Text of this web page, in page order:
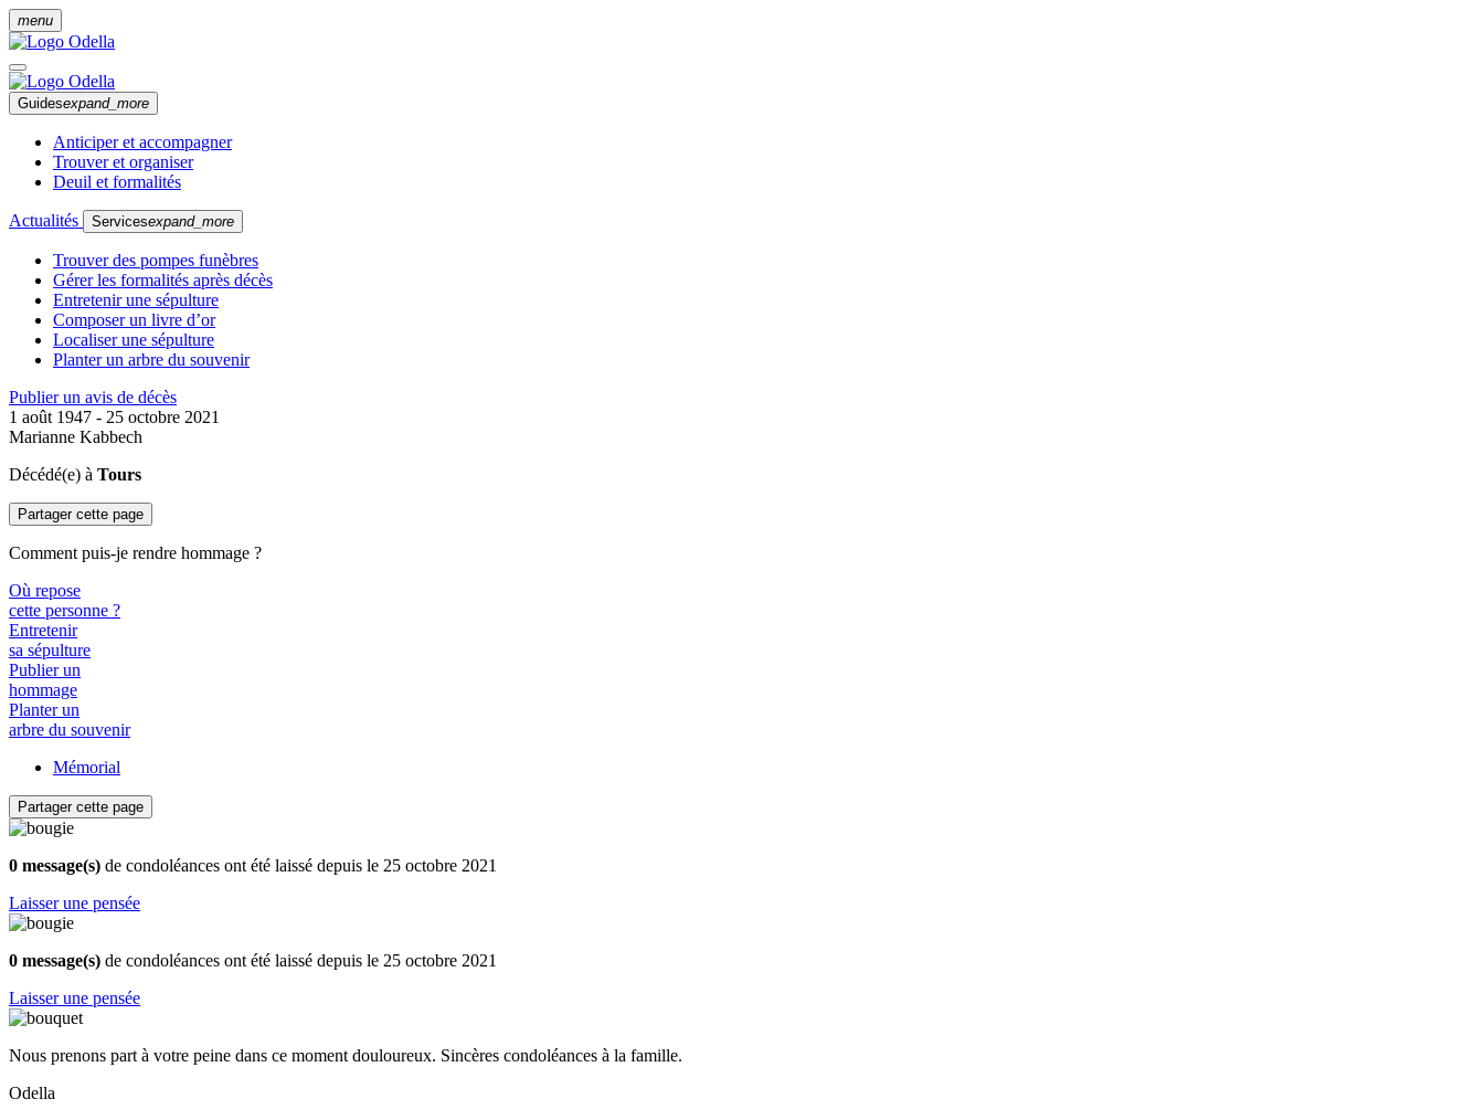
menu
Guidesexpand_more
Anticiper et accompagner
Trouver et organiser
Deuil et formalités
Actualités Servicesexpand_more
Trouver des pompes funèbres
Gérer les formalités après décès
Entretenir une sépulture
Composer un livre d’or
Localiser une sépulture
Planter un arbre du souvenir
Publier un avis de décès
1 août 1947 - 25 octobre 2021
Marianne Kabbech
Décédé(e) à Tours
Partager cette page
Comment puis-je rendre hommage ?
Où repose
cette personne ?
Entretenir
sa sépulture
Publier un
hommage
Planter un
arbre du souvenir
Mémorial
Partager cette page
0 message(s) de condoléances ont été laissé depuis le 25 octobre 2021
Laisser une pensée
0 message(s) de condoléances ont été laissé depuis le 25 octobre 2021
Laisser une pensée
Nous prenons part à votre peine dans ce moment douloureux. Sincères condoléances à la famille.
Odella